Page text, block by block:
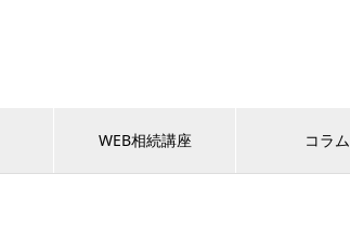
WEB相続講座 コラム